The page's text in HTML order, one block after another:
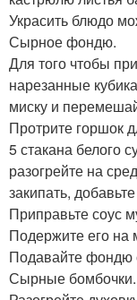
Украсить блюдо
Сырное фондю.
Для того чтобы
нарезанные
миску и
Протрите горшок
5 стакана белого
разогрейте на
закипать,
Приправьте соус
Подержите его на
Подавайте фондю
Сырные бомбочки.